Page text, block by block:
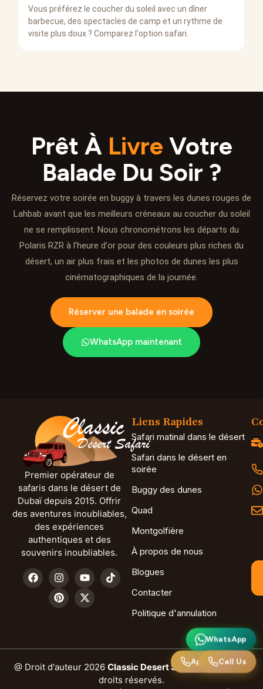
Vous préférez le coucher du soleil avec un dîner
barbecue, des spectacles de camp et un rythme de
visite plus doux ? Comparez l'option safari.
Prêt À Livre Votre
Balade Du Soir ?
Réservez votre soirée en buggy à travers les dunes rouges de
Lahbab avant que les meilleurs créneaux au coucher du soleil
ne se remplissent. Nous chronométrons les départs du
Polaris RZR à l'heure d'or pour des couleurs plus riches du
désert, un air plus frais et les photos de dunes les plus
cinématographiques de la journée.
Réserver une balade en soirée
WhatsApp maintenant
Premier opérateur de
safaris dans le désert de
Dubaï depuis 2015. Offrir
des aventures inoubliables,
des expériences
authentiques et des
souvenirs inoubliables.
Liens Rapides
Safari matinal dans le désert
Safari dans le désert en
soirée
Buggy des dunes
Quad
Montgolfière
À propos de nous
Blogues
Contacter
Politique d'annulation
@ Droit d'auteur 2026 Classic Desert Safari Dubai.Tous
droits réservés.
WhatsApp
Appelez-nous
WhatsApp
Call Us